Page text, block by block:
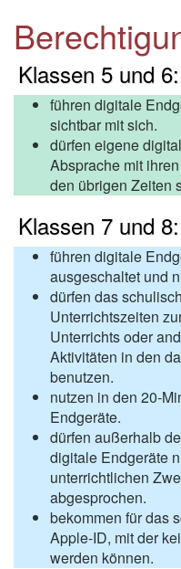
Klassen 5 und
führen digitale
sichtbar mit sich.
dürfen eigene
Absprache mit
den übrigen Zeiten
Klassen 7 und
führen digitale
ausgeschaltet und
dürfen das
Unterrichtszeiten
Unterrichts oder
Aktivitäten in den
benutzen.
nutzen in den 20-
Endgeräte.
dürfen außerhalb
digitale Endgeräte
unterrichtlichen
abgesprochen.
bekommen für das
Apple-ID, mit der
werden können.